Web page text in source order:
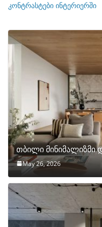
ი
კონტრასტები ინტერიერში
თბილი მინიმალიზმი
May 26, 2026